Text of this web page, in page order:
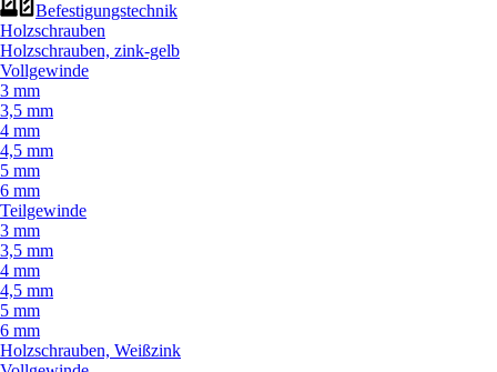
Befestigungstechnik
Holzschrauben
Holzschrauben, zink-gelb
Vollgewinde
3 mm
3,5 mm
4 mm
4,5 mm
5 mm
6 mm
Teilgewinde
3 mm
3,5 mm
4 mm
4,5 mm
5 mm
6 mm
Holzschrauben, Weißzink